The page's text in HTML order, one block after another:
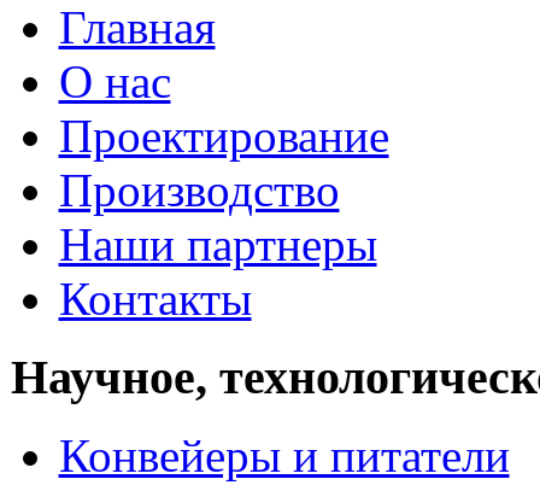
Главная
О нас
Проектирование
Производство
Наши партнеры
Контакты
Научное,
Конвейеры и питатели